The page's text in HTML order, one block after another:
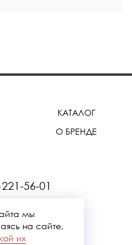
КАТАЛОГ
О БРЕНДЕ
56-01
мы
на сайте,
их